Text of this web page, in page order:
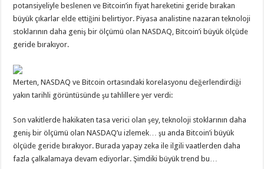
potansiyeliyle beslenen ve Bitcoin’in fiyat hareketini geride bırakan
büyük çıkarlar elde ettiğini belirtiyor. Piyasa analistine nazaran teknoloji
stoklarının daha geniş bir ölçümü olan NASDAQ, Bitcoin’i büyük ölçüde
geride bırakıyor.
Merten, NASDAQ ve Bitcoin ortasındaki korelasyonu değerlendirdiği
yakın tarihli görüntüsünde şu tahlillere yer verdi:
Son vakitlerde hakikaten tasa verici olan şey, teknoloji stoklarının daha
geniş bir ölçümü olan NASDAQ’u izlemek… şu anda Bitcoin’i büyük
ölçüde geride bırakıyor. Burada yapay zeka ile ilgili vaatlerden daha
fazla çalkalamaya devam ediyorlar. Şimdiki büyük trend bu…